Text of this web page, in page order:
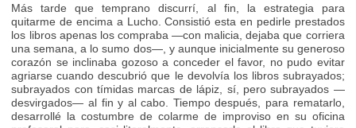
Más tarde que temprano discurrí, al fin, la estrategia para
quitarme de encima a Lucho. Consistió esta en pedirle prestados
los libros apenas los compraba —con malicia, dejaba que corriera
una semana, a lo sumo dos—, y aunque inicialmente su generoso
corazón se inclinaba gozoso a conceder el favor, no pudo evitar
agriarse cuando descubrió que le devolvía los libros subrayados;
subrayados con tímidas marcas de lápiz, sí, pero subrayados —
desvirgados— al fin y al cabo. Tiempo después, para rematarlo,
desarrollé la costumbre de colarme de improviso en su oficina